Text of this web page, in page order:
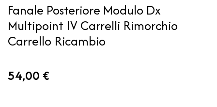
Fanale Posteriore Modulo Dx
Multipoint IV Carrelli Rimorchio
Carrello Ricambio
54,00 €